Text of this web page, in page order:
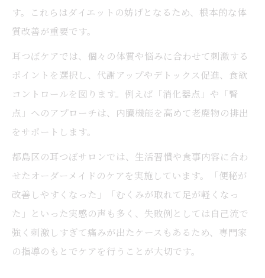
す。これらはダイエットの妨げとなるため、根本的な体
質改善が重要です。
耳つぼケアでは、個々の体質や悩みに合わせて刺激する
ポイントを選択し、代謝アップやデトックス促進、食欲
コントロールを図ります。例えば「消化器点」や「腎
点」へのアプローチは、内臓機能を高めて老廃物の排出
をサポートします。
都島区の耳つぼサロンでは、生活習慣や食事内容に合わ
せたオーダーメイドのケアを実施しています。「便秘が
改善しやすくなった」「むくみが取れて足が軽くなっ
た」といった実感の声も多く、失敗例としては自己流で
強く刺激しすぎて痛みが出たケースもあるため、専門家
の指導のもとでケアを行うことが大切です。